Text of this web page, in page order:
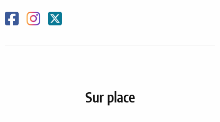
FacebookInstagram
Twitter
Sur place